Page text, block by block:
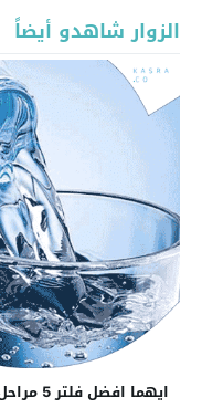
الزوار شاهدو أيضاً
ايهما افضل فلتر 5 مراحل ام 7 مراحل؟.. المزايا والعيوب